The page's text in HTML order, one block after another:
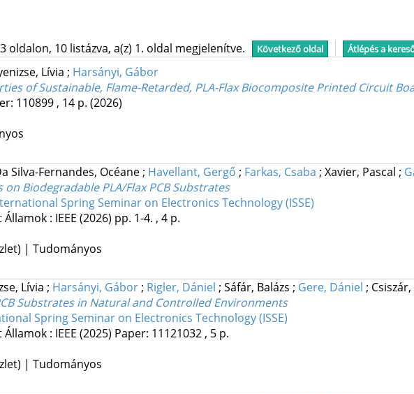
oldalon, 10 listázva, a(z) 1. oldal megjelenítve. Következő oldal Átlépés a
Lívia ; Harsányi, Gábor
of Sustainable, Flame-Retarded, PLA-Flax Biocomposite Printed Circuit
110899 , 14 p. (2026)
Silva-Fernandes, Océane; Havellant, Gergő ; Farkas, Csaba ; Xavier, Pascal ;
Biodegradable PLA/Flax PCB Substrates
Spring Seminar on Electronics Technology (ISSE)
Államok : IEEE (2026) pp. 1-4. , 4 p.
| Tudományos
Lívia ; Harsányi, Gábor; Rigler, Dániel ; Sáfár, Balázs ; Gere, Dániel ;
Substrates in Natural and Controlled Environments
Spring Seminar on Electronics Technology (ISSE)
Államok : IEEE (2025) Paper: 11121032 , 5 p.
| Tudományos